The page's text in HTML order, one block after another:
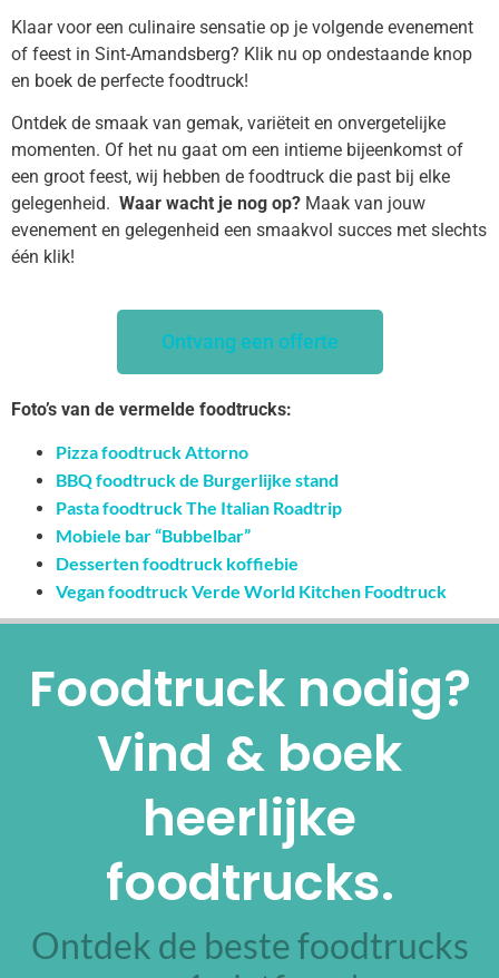
Klaar voor een culinaire sensatie op je volgende evenement
of feest in Sint-Amandsberg? Klik nu op ondestaande knop
en boek de perfecte foodtruck!
Ontdek de smaak van gemak, variëteit en onvergetelijke
momenten. Of het nu gaat om een intieme bijeenkomst of
een groot feest, wij hebben de foodtruck die past bij elke
gelegenheid. Waar wacht je nog op? Maak van jouw
evenement en gelegenheid een smaakvol succes met slechts
één klik!
Ontvang een offerte
Foto’s van de vermelde foodtrucks:
Pizza foodtruck Attorno
BBQ foodtruck de Burgerlijke stand
Pasta foodtruck The Italian Roadtrip
Mobiele bar “Bubbelbar”
Desserten foodtruck koffiebie
Vegan foodtruck Verde World Kitchen Foodtruck
Foodtruck nodig?
Vind & boek
heerlijke
foodtrucks.
Ontdek de beste foodtrucks